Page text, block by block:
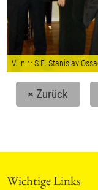
«Zurück
Wichtige Links